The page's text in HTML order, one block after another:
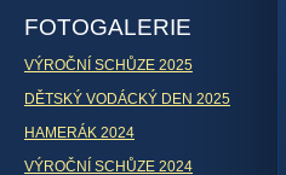
FOTOGALERIE
VÝROČNÍ SCHŮZE 2025
DĚTSKÝ VODÁCKÝ DEN 2025
HAMERÁK 2024
VÝROČNÍ SCHŮZE 2024